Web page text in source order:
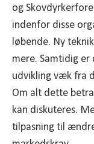
og
indenfor disse
løbende. Ny
mere. Samtidig er
udvikling væk fra
Om alt dette
kan diskuteres.
tilpasning til